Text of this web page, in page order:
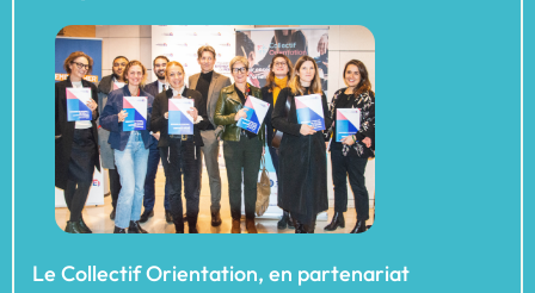
Le Collectif Orientation, en partenariat